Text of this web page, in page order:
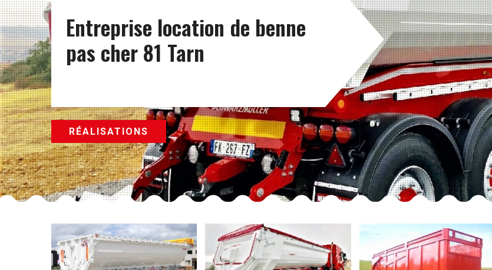
Entreprise location de benne
pas cher 81 Tarn
RÉALISATIONS